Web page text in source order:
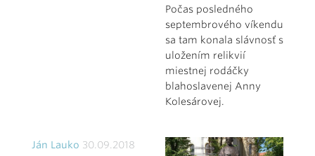
Počas posledného
septembrového víkendu
sa tam konala slávnosť s
uložením relikvií
miestnej rodáčky
blahoslavenej Anny
Kolesárovej.
Ján Lauko 30.09.2018